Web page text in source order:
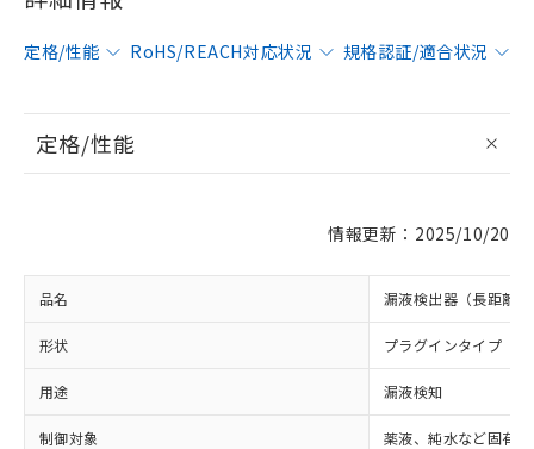
定格/性能 RoHS/REACH対応状況 規格認証/適合状況
定格/性能
情報更新：2025/10/20
品名 漏液検出器（長距離
形状 プラグインタイプ
用途 漏液検知
制御対象 薬液、純水など固有